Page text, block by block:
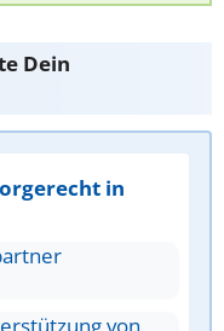
Dein
in